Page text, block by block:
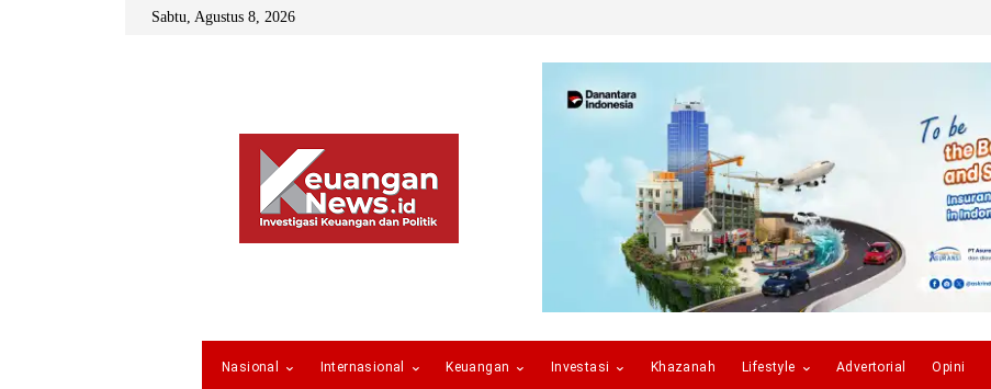
Sabtu, Agustus 8, 2026
Nasional Internasional Keuangan Investasi Khazanah Lifestyle Advertorial Opini